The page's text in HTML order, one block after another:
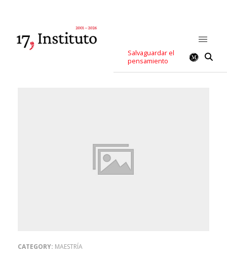
Salvaguardar el
pensamiento
CATEGORY: MAESTRÍA